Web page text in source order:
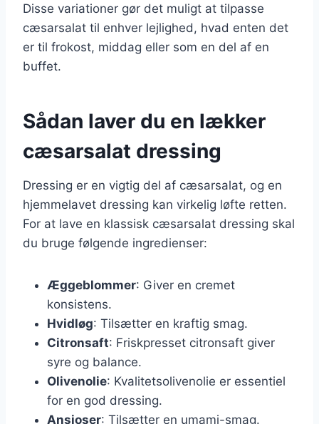
Disse variationer gør det muligt at tilpasse
cæsarsalat til enhver lejlighed, hvad enten det
er til frokost, middag eller som en del af en
buffet.
Sådan laver du en lækker
cæsarsalat dressing
Dressing er en vigtig del af cæsarsalat, og en
hjemmelavet dressing kan virkelig løfte retten.
For at lave en klassisk cæsarsalat dressing skal
du bruge følgende ingredienser:
Æggeblommer: Giver en cremet
konsistens.
Hvidløg: Tilsætter en kraftig smag.
Citronsaft: Friskpresset citronsaft giver
syre og balance.
Olivenolie: Kvalitetsolivenolie er essentiel
for en god dressing.
Ansjoser: Tilsætter en umami-smag.